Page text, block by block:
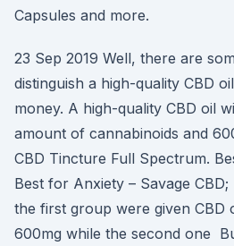
Capsules and more.
23 Sep 2019 Well, there are
distinguish a high-quality CBD
money. A high-quality CBD oil
amount of cannabinoids and
CBD Tincture Full Spectrum.
Best for Anxiety – Savage CBD;
the first group were given CBD
600mg while the second one